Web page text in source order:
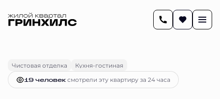
2-комнатная42.4 м 9 986 643 руб.
Чистовая отделка Кухня-гостиная
19 человексмотрели эту квартиру за 24 часа